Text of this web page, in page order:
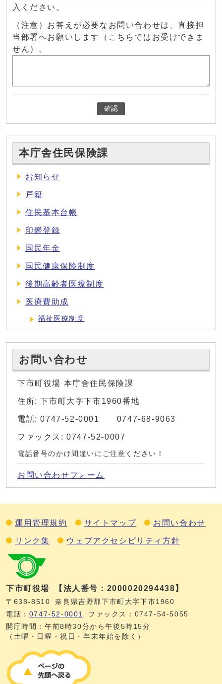
入ください。
（注意）お答えが必要なお問い合わせは、直接担
当部署へお願いします（こちらではお受けできま
せん）。
確認
本庁舎住民保険課
お知らせ
戸籍
住民基本台帳
印鑑登録
国民年金
国民健康保険制度
後期高齢者医療制度
医療費助成
福祉医療制度
お問い合わせ
下市町役場 本庁舎住民保険課
住所: 下市町大字下市1960番地
電話: 0747-52-0001 0747-68-9063
ファックス: 0747-52-0007
電話番号のかけ間違いにご注意ください！
お問い合わせフォーム
運用管理規約 サイトマップ お問い合わせ
リンク集 ウェブアクセシビリティ方針
下市町役場 【法人番号：2000020294438】
〒638-8510
奈良県吉野郡下市町大字下市1960
電話： 0747‐52‐0001
ファックス：0747‐54‐5055
開庁時間：午前8時30分から午後5時15分
（土曜・日曜・祝日・年末年始を除く）